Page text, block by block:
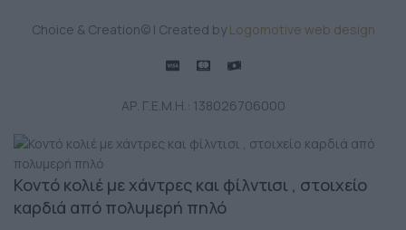
Choice & Creation© | Created by Logomotive web design
ΑΡ. Γ.Ε.Μ.Η.: 138026706000
Κοντό κολιέ με χάντρες και φίλντισι , στοιχείο
καρδιά από πολυμερή πηλό